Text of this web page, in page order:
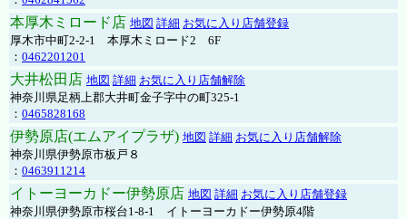
本厚木ミロード店 地図 詳細 お気に入り店舗登録
厚木市中町2-2-1 本厚木ミロード2 6F
： 0462201201
大井松田店 地図 詳細 お気に入り店舗解除
神奈川県足柄上郡大井町金子字中の町325-1
： 0465828168
伊勢原店(エムアイプラザ) 地図 詳細 お気に入り店舗解除
神奈川県伊勢原市板戸８
： 0463911214
イトーヨーカドー伊勢原店 地図 詳細 お気に入り店舗登録
神奈川県伊勢原市桜台1-8-1 イトーヨーカドー伊勢原4階